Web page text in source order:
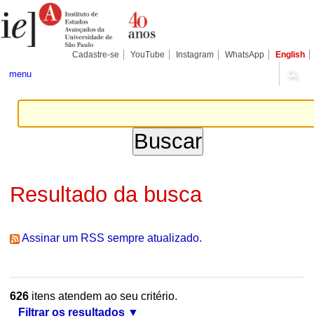
para
conteúdo.
Pessoais
Cadastre-se YouTube Instagram WhatsApp English
menu
Resultado da busca
Assinar um RSS sempre atualizado.
626itens atendem ao seu critério.
Filtrar os resultados